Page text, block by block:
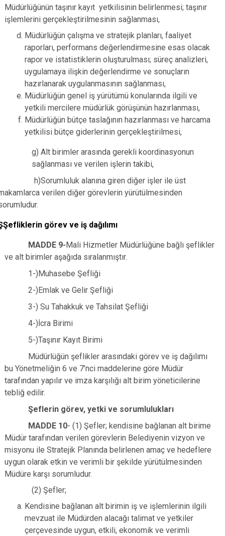
Müdürlüğünün taşınır kayıt yetkilisinin belirlenmesi; taşınır
işlemlerini gerçekleştirilmesinin sağlanması,
Müdürlüğün çalışma ve stratejik planları, faaliyet
raporları, performans değerlendirmesine esas olacak
rapor ve istatistiklerin oluşturulması; süreç analizleri,
uygulamaya ilişkin değerlendirme ve sonuçların
hazırlanarak uygulanmasının sağlanması,
Müdürlüğün genel iş yürütümü konularında ilgili ve
yetkili mercilere müdürlük görüşünün hazırlanması,
Müdürlüğün bütçe taslağının hazırlanması ve harcama
yetkilisi bütçe giderlerinin gerçekleştirilmesi,
g) Alt birimler arasında gerekli koordinasyonun
sağlanması ve verilen işlerin takibi,
alanına giren diğer işler ile üst
verilen diğer görevlerin yürütülmesinden
görev ve iş dağılımı
MADDE 9-Mali Hizmetler Müdürlüğüne bağlı şeflikler
ve alt birimler aşağıda sıralanmıştır.
1-)Muhasebe Şefliği
2-)Emlak ve Gelir Şefliği
3-) Su Tahakkuk ve Tahsilat Şefliği
4-)İcra Birimi
5-)Taşınır Kayıt Birimi
Müdürlüğün şeflikler arasındaki görev ve iş dağılımı
bu Yönetmeliğin 6 ve 7’nci maddelerine göre Müdür
tarafından yapılır ve imza karşılığı alt birim yöneticilerine
tebliğ edilir.
Şeflerin görev, yetki ve sorumlulukları
MADDE 10- (1) Şefler; kendisine bağlanan alt birime
Müdür tarafından verilen görevlerin Belediyenin vizyon ve
misyonu ile Stratejik Planında belirlenen amaç ve hedeflere
uygun olarak etkin ve verimli bir şekilde yürütülmesinden
Müdüre karşı sorumludur.
(2) Şefler;
Kendisine bağlanan alt birimin iş ve işlemlerinin ilgili
mevzuat ile Müdürden alacağı talimat ve yetkiler
çerçevesinde uygun, etkili, ekonomik ve verimli